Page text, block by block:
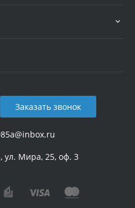
ул. Мира, 25, оф. 3
Заказать звонок